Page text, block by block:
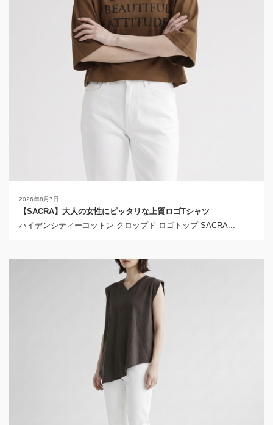
2026年8月7日
【SACRA】大人の女性にピッタリな上質ロゴTシャツ
ハイデンシティーコットン クロップド ロゴトップ SACRA...